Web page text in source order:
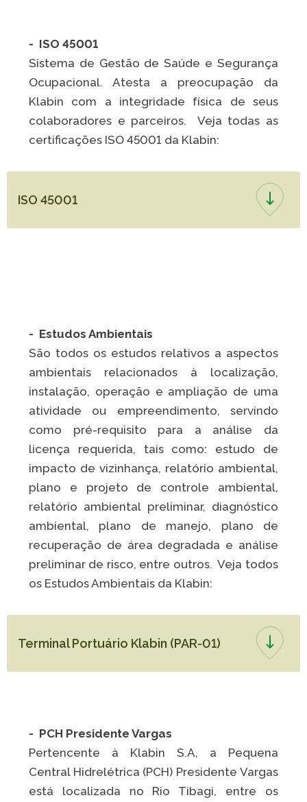
- ISO 45001
Sistema de Gestão de Saúde e Segurança
Ocupacional. Atesta a preocupação da
Klabin com a integridade física de seus
colaboradores e parceiros. Veja todas as
certificações ISO 45001 da Klabin:
ISO 45001
- Estudos Ambientais
São todos os estudos relativos a aspectos
ambientais relacionados à localização,
instalação, operação e ampliação de uma
atividade ou empreendimento, servindo
como pré-requisito para a análise da
licença requerida, tais como: estudo de
impacto de vizinhança, relatório ambiental,
plano e projeto de controle ambiental,
relatório ambiental preliminar, diagnóstico
ambiental, plano de manejo, plano de
recuperação de área degradada e análise
preliminar de risco, entre outros. Veja todos
os Estudos Ambientais da Klabin:
Terminal Portuário Klabin (PAR-01)
- PCH Presidente Vargas
Pertencente à Klabin S.A, a Pequena
Central Hidrelétrica (PCH) Presidente Vargas
está localizada no Rio Tibagi, entre os